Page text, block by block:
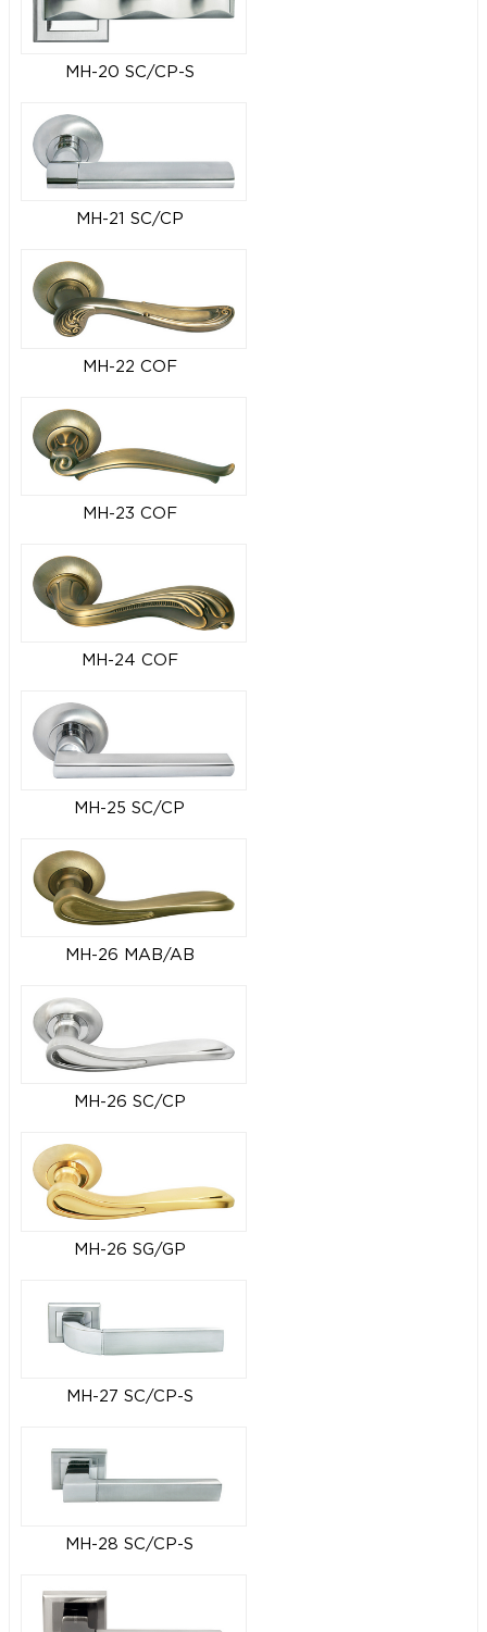
MH-20 SC/CP-S
MH-21 SC/CP
MH-22 COF
MH-23 COF
MH-24 COF
MH-25 SC/CP
MH-26 MAB/AB
MH-26 SC/CP
MH-26 SG/GP
MH-27 SC/CP-S
MH-28 SC/CP-S